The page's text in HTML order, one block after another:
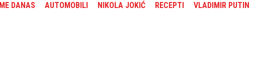
DANAS AUTOMOBILI NIKOLA JOKIĆ RECEPTI VLADIMIR PUTIN